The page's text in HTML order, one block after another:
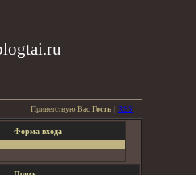
Приветствую Вас Гость | RSS
Форма входа